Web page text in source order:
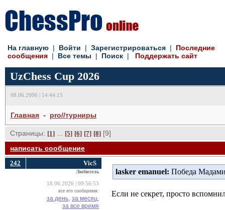
На главную | Войти | Зарегистрироваться | Последние
сообщения | Все темы | Поиск | Поддержать сайт
UzChess Cup 2026
08.06.2006 | 14:44:15
Главная - pro//турниры
Страницы: [1] [5] [6] [7] [8] [9]
написать сообщение
242 VicS
Любитель
18.06.2026 | 09:56:53
все его сообщения:
за день, за месяц,
за все время
lasker emanuel: Победа
Если не секрет, просто